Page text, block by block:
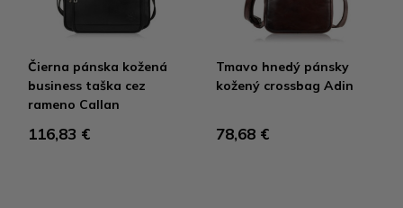
Čierna pánska kožená
business taška cez
rameno Callan
116,83 €
Tmavo hnedý pánsky
kožený crossbag Adin
78,68 €